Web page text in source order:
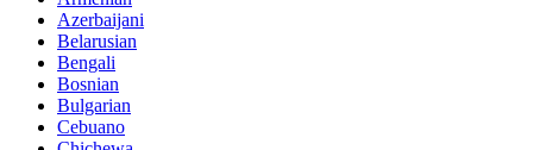
Azerbaijani
Belarusian
Bengali
Bosnian
Bulgarian
Cebuano